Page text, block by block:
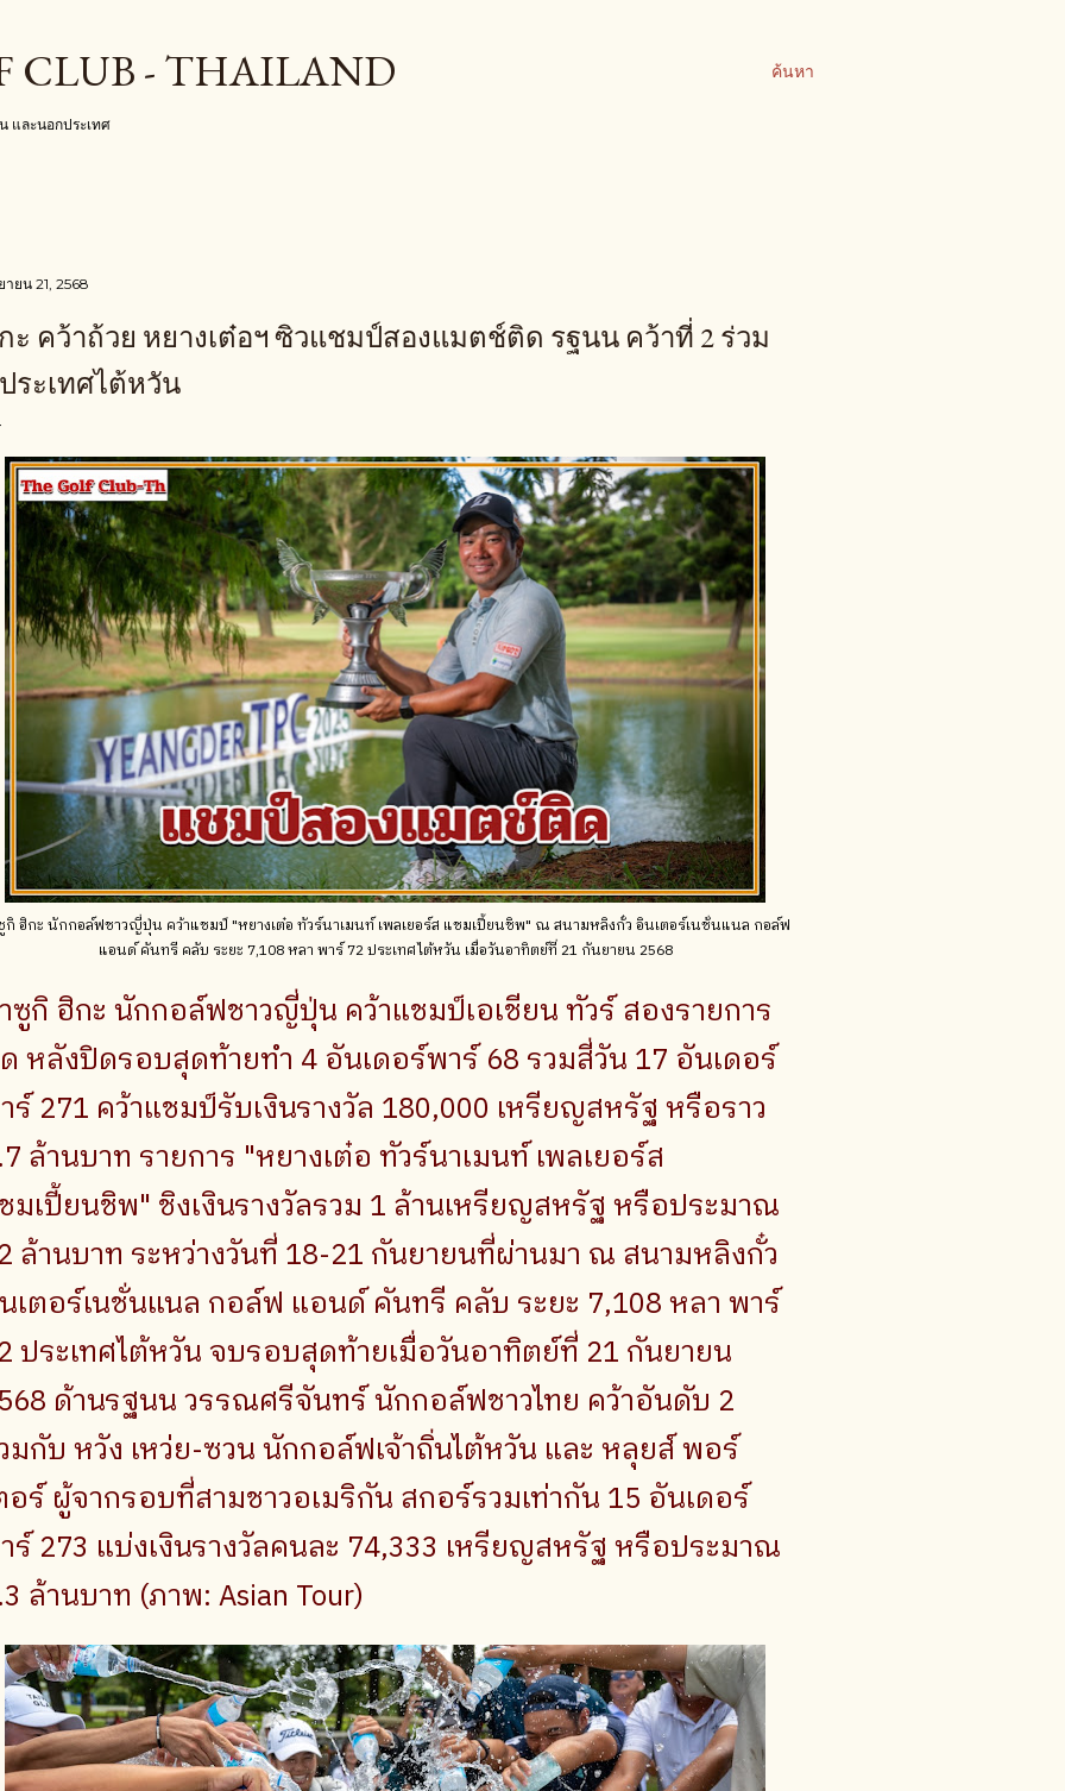
ค้นหา
CLUB - THAILAND
และนอกประเทศ
ายน 21, 2568
ะ คว้าถ้วย หยางเต๋อฯ ซิวแชมป์สองแมตช์ติด รฐนน คว้าที่ 2 ร่วม
ระเทศไต้หวัน
กิ ฮิกะ นักกอล์ฟชาวญี่ปุ่น คว้าแชมป์ "หยางเต๋อ ทัวร์นาเมนท์ เพลเยอร์ส แชมเปี้ยนชิพ" ณ สนามหลิงกั๋ว อินเตอร์เนชั่นแนล กอล์ฟ
แอนด์ คันทรี คลับ ระยะ 7,108 หลา พาร์ 72 ประเทศไต้หวัน เมื่อวันอาทิตย์ที่ 21 กันยายน 2568
ซูกิ ฮิกะ นักกอล์ฟชาวญี่ปุ่น คว้าแชมป์เอเชียน ทัวร์ สองรายการ
หลังปิดรอบสุดท้ายทำ 4 อันเดอร์พาร์ 68 รวมสี่วัน 17 อันเดอร์
ร์ 271 คว้าแชมป์รับเงินรางวัล 180,000 เหรียญสหรัฐ หรือราว
ล้านบาท รายการ "หยางเต๋อ ทัวร์นาเมนท์ เพลเยอร์ส
มเปี้ยนชิพ" ชิงเงินรางวัลรวม 1 ล้านเหรียญสหรัฐ หรือประมาณ
ล้านบาท ระหว่างวันที่ 18-21 กันยายนที่ผ่านมา ณ สนามหลิงกั๋ว
เตอร์เนชั่นแนล กอล์ฟ แอนด์ คันทรี คลับ ระยะ 7,108 หลา พาร์
ประเทศไต้หวัน จบรอบสุดท้ายเมื่อวันอาทิตย์ที่ 21 กันยายน
ด้านรฐนน วรรณศรีจันทร์ นักกอล์ฟชาวไทย คว้าอันดับ 2
มกับ หวัง เหว่ย-ซวน นักกอล์ฟเจ้าถิ่นไต้หวัน และ หลุยส์ พอร์
อร์ ผู้จากรอบที่สามชาวอเมริกัน สกอร์รวมเท่ากัน 15 อันเดอร์
ร์ 273 แบ่งเงินรางวัลคนละ 74,333 เหรียญสหรัฐ หรือประมาณ
ล้านบาท (ภาพ: Asian Tour)